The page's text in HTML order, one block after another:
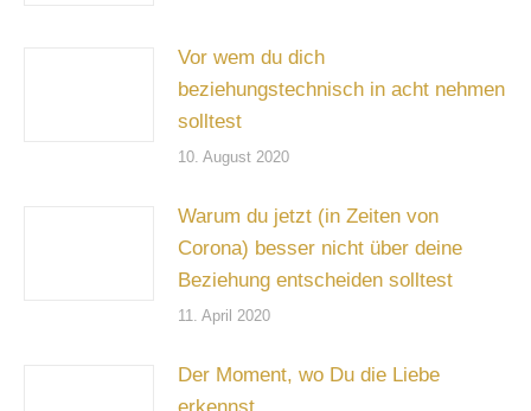
Vor wem du dich
beziehungstechnisch in acht nehmen
solltest
10. August 2020
Warum du jetzt (in Zeiten von
Corona) besser nicht über deine
Beziehung entscheiden solltest
11. April 2020
Der Moment, wo Du die Liebe